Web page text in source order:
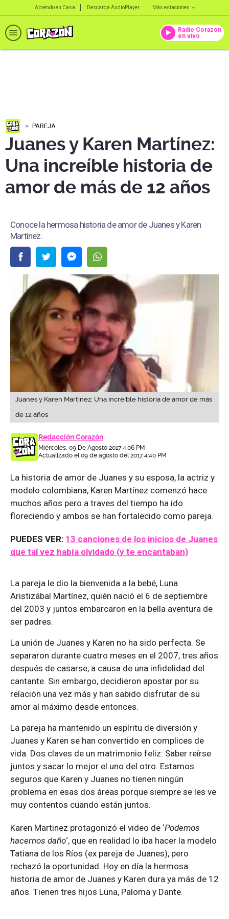
Aprendo en Casa Descarga AudioPlayer Más estaciones
Radio Corazón
en vivo
PAREJA
Juanes y Karen Martínez:
Una increíble historia de
amor de más de 12 años
Conoce la hermosa historia de amor de Juanes y Karen
Martínez.
Juanes y Karen Martínez: Una increíble historia de amor de más
de 12 años
Redacción Corazón
Miércoles, 09 De Agosto 2017 4:06 PM
Actualizado el 09 de agosto del 2017 4:40 PM
La historia de amor de Juanes y su esposa, la actriz y
modelo colombiana, Karen Martínez comenzó hace
muchos años pero a traves del tiempo ha ido
floreciendo y ambos se han fortalecido como pareja.
PUEDES VER: 13 canciones de los inicios de Juanes
que tal vez había olvidado (y te encantaban)
La pareja le dio la bienvenida a la bebé, Luna
Aristizábal Martínez, quién nació el 6 de septiembre
del 2003 y juntos embarcaron en la bella aventura de
ser padres.
La unión de Juanes y Karen no ha sido perfecta. Se
separaron durante cuatro meses en el 2007, tres años
después de casarse, a causa de una infidelidad del
cantante. Sin embargo, decidieron apostar por su
relación una vez más y han sabido disfrutar de su
amor al máximo desde entonces.
La pareja ha mantenido un espíritu de diversión y
Juanes y Karen se han convertido en complices de
vida. Dos claves de un matrimonio feliz: Saber reírse
juntos y sacar lo mejor el uno del otro. Estamos
seguros que Karen y Juanes no tienen ningún
problema en esas dos áreas porque siempre se les ve
muy contentos cuando están juntos.
Karen Martinez protagonizó el video de ‘Podemos
hacernos daño‘, que en realidad lo iba hacer la modelo
Tatiana de los Ríos (ex pareja de Juanes), pero
rechazó la oportunidad. Hoy en día la hermosa
historia de amor de Juanes y Karen dura ya más de 12
años. Tienen tres hijos Luna, Paloma y Dante.